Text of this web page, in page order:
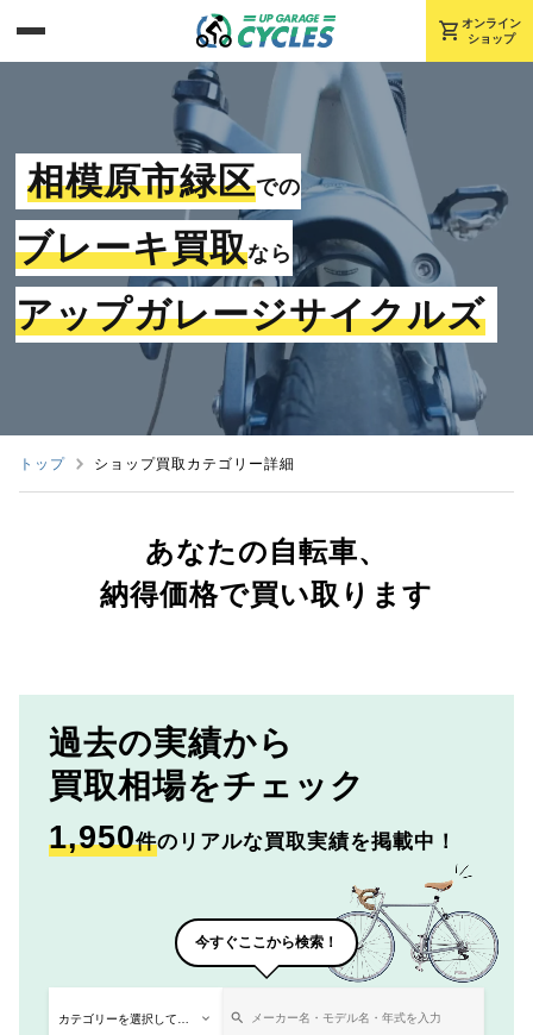
shopping_cart オンライン
ショップ
相模原市緑区での
ブレーキ買取なら
アップガレージサイクルズ
トップ ショップ買取カテゴリー詳細
あなたの自転車、
納得価格で買い取ります
過去の実績から
買取相場をチェック
1,950件のリアルな買取実績を掲載中！
今すぐここから検索！